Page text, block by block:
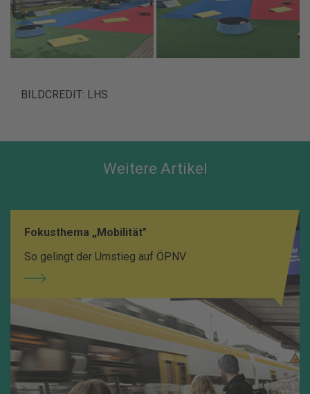
BILDCREDIT: LHS
Weitere Artikel
Fokusthema „Mobilität"
So gelingt der Umstieg auf ÖPNV